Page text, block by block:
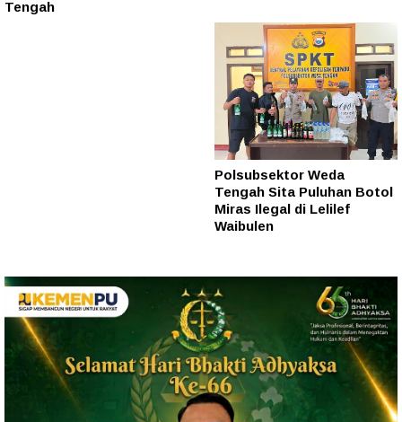
Tengah
Polsubsektor Weda
Tengah Sita Puluhan Botol
Miras Ilegal di Lelilef
Waibulen